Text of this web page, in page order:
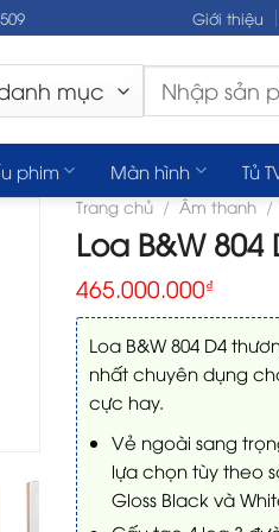
Giới thiệu
Tìm
kiếm:
phim Màn hình Tủ
Trang chủ / Âm thanh /
Loa B&W 804
465.000.000₫
Loa B&W 804 D4
nhất chuyên dụng
cực hay.
Vẻ ngoài sang
lựa chọn tùy theo
Gloss Black và